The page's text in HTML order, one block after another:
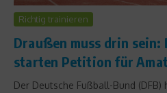
Richtig trainieren
Draußen muss drin sein:
starten Petition für
Der Deutsche Fußball-Bund